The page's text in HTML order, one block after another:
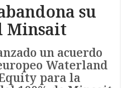
su
un acuerdo
Waterland
para la